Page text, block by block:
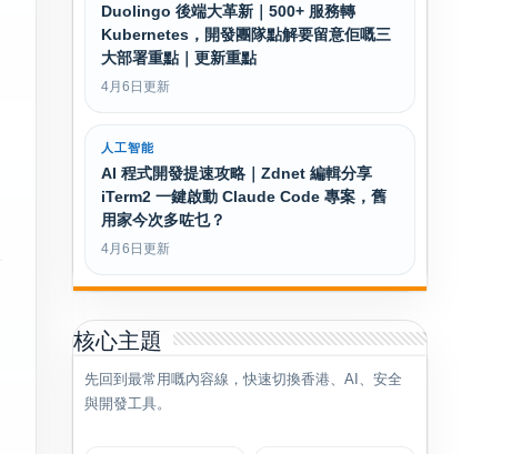
Duolingo 後端大革新｜500+ 服務轉
Kubernetes，開發團隊點解要留意佢嘅三
大部署重點｜更新重點
4月6日更新
人工智能
AI 程式開發提速攻略｜Zdnet 編輯分享
iTerm2 一鍵啟動 Claude Code 專案，舊
用家今次多咗乜？
4月6日更新
核心主題
先回到最常用嘅內容線，快速切換香港、AI、安全
與開發工具。